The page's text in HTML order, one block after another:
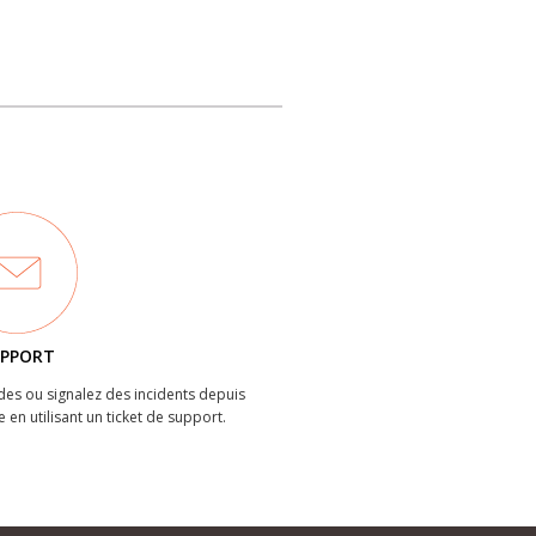
ou signalez des incidents depuis
en utilisant un ticket de support.